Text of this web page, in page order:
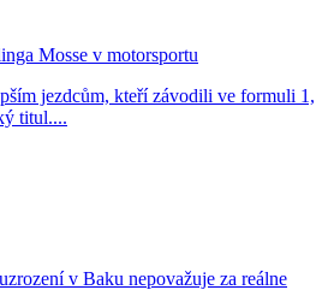
Mosse v motorsportu
jezdcům, kteří závodili ve formuli 1,
titul....
v Baku nepovažuje za reálne